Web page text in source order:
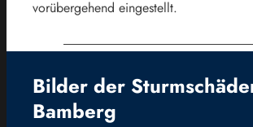
vorübergehend eingestellt.
Bilder der
Bamberg